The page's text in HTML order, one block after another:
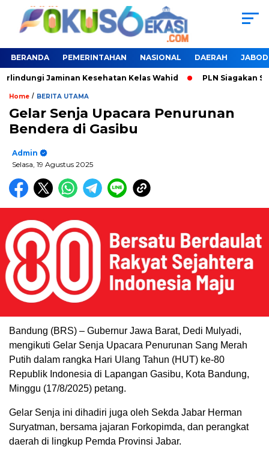
BERANDA PEMERINTAHAN NASIONAL DAERAH
Jaminan Kesehatan Kelas Wahid PLN Siagakan
Home / BERITA UTAMA
Gelar Senja Upacara Penurunan
Bendera di Gasibu
Admin
Selasa, 19 Agustus 2025
Bandung (BRS) – Gubernur Jawa Barat, Dedi Mulyadi,
mengikuti Gelar Senja Upacara Penurunan Sang Merah
Putih dalam rangka Hari Ulang Tahun (HUT) ke-80
Republik Indonesia di Lapangan Gasibu, Kota Bandung,
Minggu (17/8/2025) petang.
Gelar Senja ini dihadiri juga oleh Sekda Jabar Herman
Suryatman, bersama jajaran Forkopimda, dan perangkat
daerah di lingkup Pemda Provinsi Jabar.